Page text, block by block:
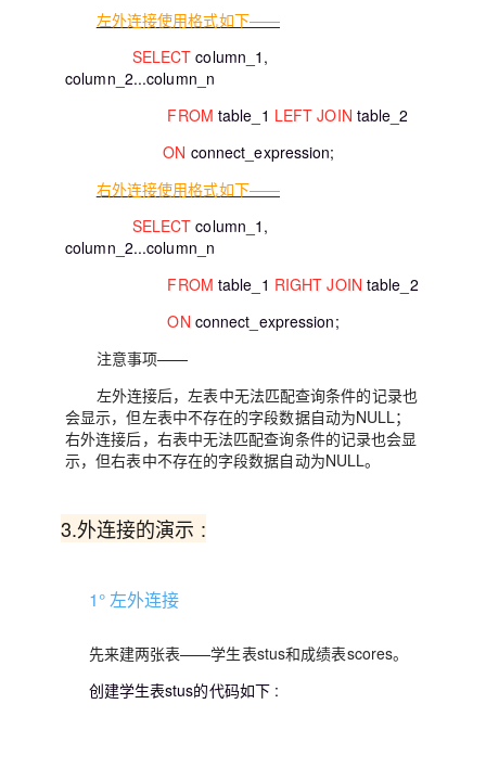
左外连接使用格式如下——
SELECTcolumn_1,
column_2...column_n
FROM table_1 LEFT JOIN table_2
ON connect_expression;
右外连接使用格式如下——
SELECTcolumn_1,
column_2...column_n
FROM table_1 RIGHT JOIN table_2
ON connect_expression;
注意事项——
左外连接后，左表中无法匹配查询条件的记录也
会显示，但左表中不存在的字段数据自动为NULL；
右外连接后，右表中无法匹配查询条件的记录也会显
示，但右表中不存在的字段数据自动为NULL。
3.外连接的演示 :
1° 左外连接
先来建两张表——学生表stus和成绩表scores。
创建学生表stus的代码如下 :